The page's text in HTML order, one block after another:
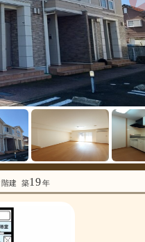
建 築19年